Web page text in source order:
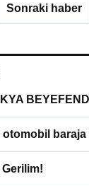
Sonraki haber
baraja